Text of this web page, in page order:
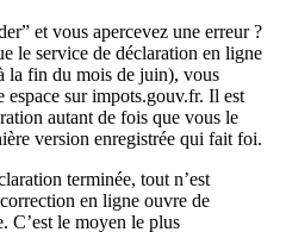
et vous apercevez une erreur ?
le service de déclaration en ligne
la fin du mois de juin), vous
sur impots.gouv.fr. Il est
autant de fois que vous le
version enregistrée qui fait foi.
terminée, tout n’est
en ligne ouvre de
C’est le moyen le plus